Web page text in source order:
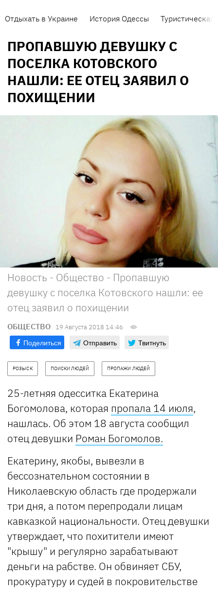
Отдыхать в Украине История Одессы Туристическая
ПРОПАВШУЮ ДЕВУШКУ С
ПОСЕЛКА КОТОВСКОГО
НАШЛИ: ЕЕ ОТЕЦ ЗАЯВИЛ О
ПОХИЩЕНИИ
Новость - Общество - Пропавшую
девушку с поселка Котовского нашли: ее
отец заявил о похищении
ОБЩЕСТВО 19 Августа 2018 14:46
Поделиться Отправить Твитнуть
РОЗЫСК ПОИСКИ ЛЮДЕЙ ПРОПАЖИ ЛЮДЕЙ
25-летняя одесситка Екатерина
Богомолова, которая пропала 14 июля,
нашлась. Об этом 18 августа сообщил
отец девушки Роман Богомолов.
Екатерину, якобы, вывезли в
бессознательном состоянии в
Николаевскую область где продержали
три дня, а потом перепродали лицам
кавказкой национальности. Отец девушки
утверждает, что похитители имеют
"крышу" и регулярно зарабатывают
деньги на рабстве. Он обвиняет СБУ,
прокуратуру и судей в покровительстве